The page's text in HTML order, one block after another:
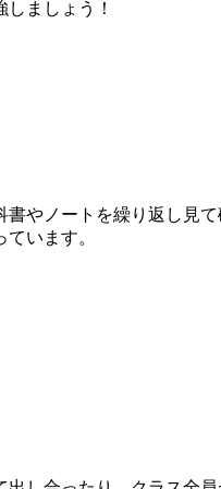
ましょう！
やノートを繰り返し見て
います。